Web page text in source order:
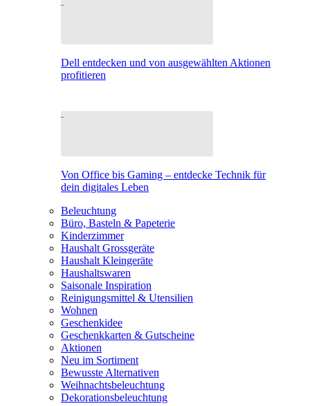
Dell entdecken und von ausgewählten Aktionen
profitieren
Von Office bis Gaming – entdecke Technik für
dein digitales Leben
Beleuchtung
Büro, Basteln & Papeterie
Kinderzimmer
Haushalt Grossgeräte
Haushalt Kleingeräte
Haushaltswaren
Saisonale Inspiration
Reinigungsmittel & Utensilien
Wohnen
Geschenkidee
Geschenkkarten & Gutscheine
Aktionen
Neu im Sortiment
Bewusste Alternativen
Weihnachtsbeleuchtung
Dekorationsbeleuchtung